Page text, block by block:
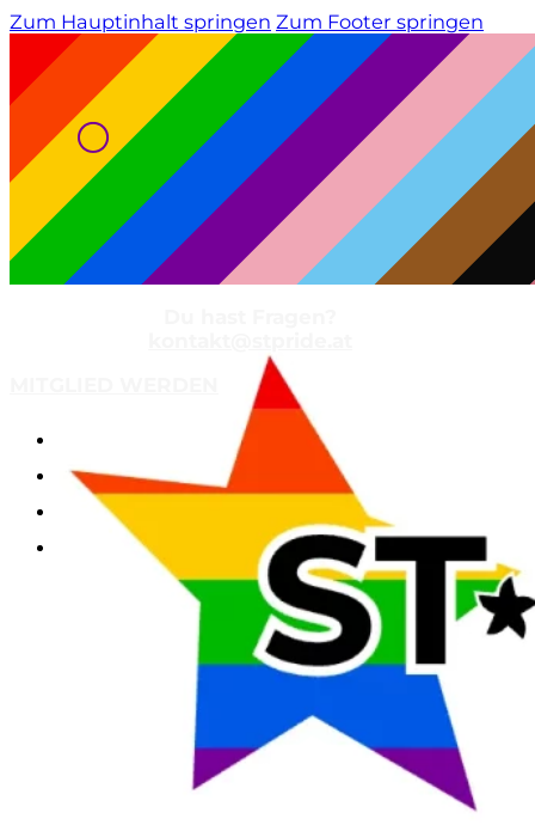
Zum Hauptinhalt springen Zum Footer springen